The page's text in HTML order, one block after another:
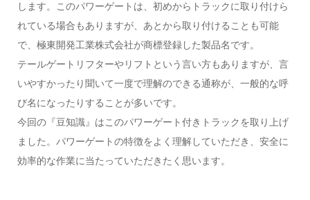
します。このパワーゲートは、初めからトラックに取り付けら
れている場合もありますが、あとから取り付けることも可能
で、極東開発工業株式会社が商標登録した製品名です。
テールゲートリフターやリフトという言い方もありますが、言
いやすかったり聞いて一度で理解のできる通称が、一般的な呼
び名になったりすることが多いです。
今回の『豆知識』はこのパワーゲート付きトラックを取り上げ
ました。パワーゲートの特徴をよく理解していただき、安全に
効率的な作業に当たっていただきたく思います。